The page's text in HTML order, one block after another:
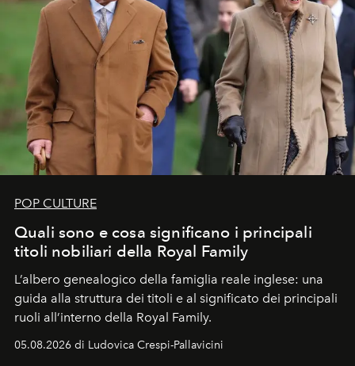
POP CULTURE
Quali sono e cosa significano i principali
titoli nobiliari della Royal Family
L’albero genealogico della famiglia reale inglese: una
guida alla struttura dei titoli e al significato dei principali
ruoli all’interno della Royal Family.
05.08.2026 di Ludovica Crespi-Pallavicini